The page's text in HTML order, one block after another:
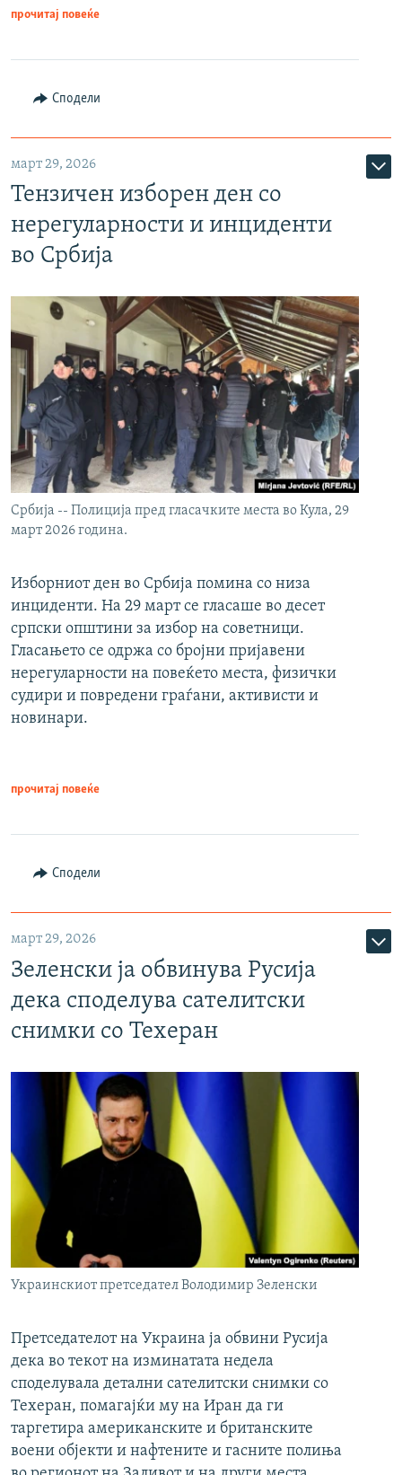
прочитај повеќе
Сподели
март 29, 2026
Тензичен изборен ден со
нерегуларности и инциденти
во Србија
Србија -- Полиција пред гласачките места во Кула, 29
март 2026 година.
Изборниот ден во Србија помина со низа
инциденти. На 29 март се гласаше во десет
српски општини за избор на советници.
Гласањето се одржа со бројни пријавени
нерегуларности на повеќето места, физички
судири и повредени граѓани, активисти и
новинари.
прочитај повеќе
Сподели
март 29, 2026
Зеленски ја обвинува Русија
дека споделува сателитски
снимки со Техеран
Украинскиот претседател Володимир Зеленски
Претседателот на Украина ја обвини Русија
дека во текот на изминатата недела
споделувала детални сателитски снимки со
Техеран, помагајќи му на Иран да ги
таргетира американските и британските
воени објекти и нафтените и гасните полиња